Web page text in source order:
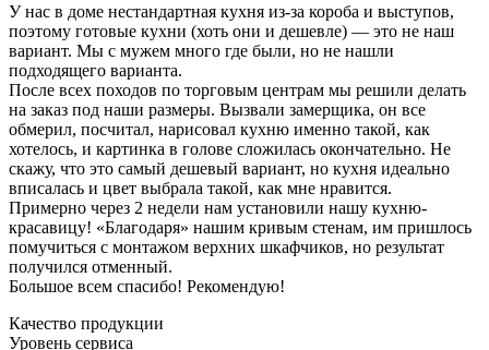
У нас в доме нестандартная кухня из-за короба и выступов,
поэтому готовые кухни (хоть они и дешевле) — это не наш
вариант. Мы с мужем много где были, но не нашли
подходящего варианта.
После всех походов по торговым центрам мы решили делать
на заказ под наши размеры. Вызвали замерщика, он все
обмерил, посчитал, нарисовал кухню именно такой, как
хотелось, и картинка в голове сложилась окончательно. Не
скажу, что это самый дешевый вариант, но кухня идеально
вписалась и цвет выбрала такой, как мне нравится.
Примерно через 2 недели нам установили нашу кухню-
красавицу! «Благодаря» нашим кривым стенам, им пришлось
помучиться с монтажом верхних шкафчиков, но результат
получился отменный.
Большое всем спасибо! Рекомендую!
Качество продукции
Уровень сервиса